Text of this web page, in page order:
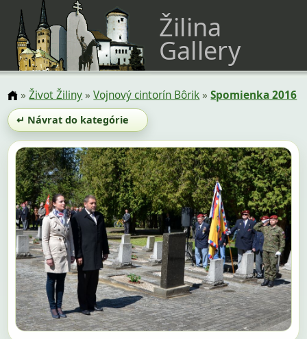
Žilina
Gallery
»Život Žiliny»Vojnový cintorín Bôrik»Spomienka 2016
↵ Návrat do kategórie